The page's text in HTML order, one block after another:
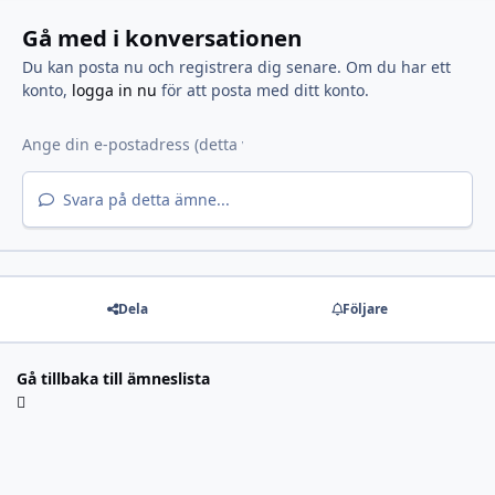
Gå med i konversationen
Du kan posta nu och registrera dig senare. Om du har ett
konto, logga in nu för att posta med ditt konto.
Svara på detta ämne...
Dela Följare
Gå tillbaka till ämneslista